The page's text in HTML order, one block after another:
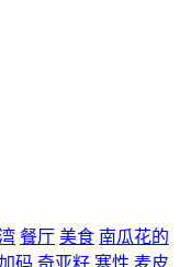
餐厅 美食 南瓜花的
码 奇亚籽 寒性 麦皮